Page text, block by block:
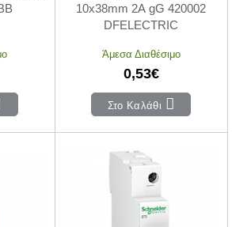
10x38mm 2Α gG 420002
DFELECTRIC
Άμεσα Διαθέσιμο
0,53€
Στο Καλάθι